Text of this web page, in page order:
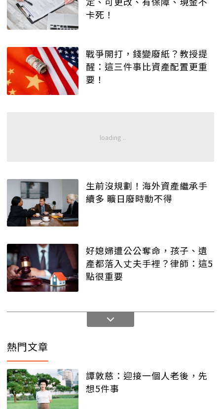
卡死！
戰爭開打，錢變廢紙？教授提
醒：這三件事比資產配置更重
要！
生前沒規劃！海外資產繼承手
續多 曠日廢時動不得
好媳婦遭公公奪命，孩子、遺
產都落入丈夫手裡？律師：這5
點很重要
熱門文章
譚敦慈：迎接一個人老後，先
想5件事